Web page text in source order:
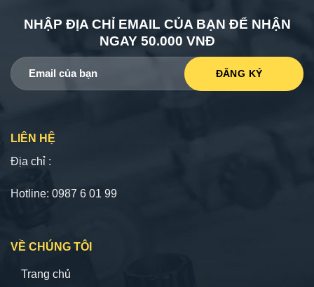
NHẬP ĐỊA CHỈ EMAIL CỦA BẠN ĐỂ NHẬN
NGAY 50.000 VNĐ
LIÊN HỆ
Địa chỉ :
Hotline: 0987 6 01 99
VỀ CHÚNG TÔI
Trang chủ